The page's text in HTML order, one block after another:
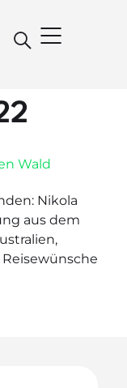
Wald
Nikola
aus dem
Reisewünsche